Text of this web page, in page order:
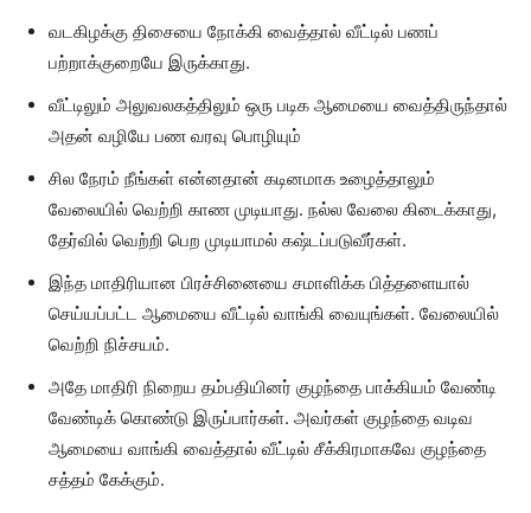
வடகிழக்கு திசையை நோக்கி வைத்தால் வீட்டில் பணப்
பற்றாக்குறையே இருக்காது.
வீட்டிலும் அலுவலகத்திலும் ஒரு படிக ஆமையை வைத்திருந்தால்
அதன் வழியே பண வரவு பொழியும்
சில நேரம் நீங்கள் என்னதான் கடினமாக உழைத்தாலும்
வேலையில் வெற்றி காண முடியாது. நல்ல வேலை கிடைக்காது,
தேர்வில் வெற்றி பெற முடியாமல் கஷ்டப்படுவீர்கள்.
இந்த மாதிரியான பிரச்சினையை சமாளிக்க பித்தளையால்
செய்யப்பட்ட ஆமையை வீட்டில் வாங்கி வையுங்கள். வேலையில்
வெற்றி நிச்சயம்.
அதே மாதிரி நிறைய தம்பதியினர் குழந்தை பாக்கியம் வேண்டி
வேண்டிக் கொண்டு இருப்பார்கள். அவர்கள் குழந்தை வடிவ
ஆமையை வாங்கி வைத்தால் வீட்டில் சீக்கிரமாகவே குழந்தை
சத்தம் கேக்கும்.